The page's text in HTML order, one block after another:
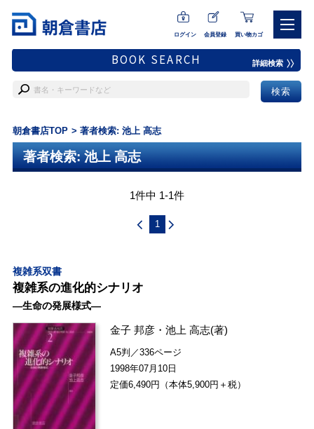
ログイン 会員登録 買い物カゴ
BOOK SEARCH 詳細検索
朝倉書店TOP 著者検索: 池上 高志
著者検索: 池上 高志
1件中 1-1件
1
複雑系双書
複雑系の進化的シナリオ
―生命の発展様式―
金子 邦彦 ・池上 高志(著)
A5判／336ページ
1998年07月10日
定価6,490円（本体5,900円＋税）